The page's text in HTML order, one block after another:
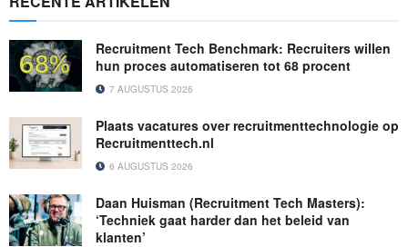
Recruitment Tech Benchmark: Recruiters willen
hun proces automatiseren tot 68 procent
7 AUGUSTUS 2026
Plaats vacatures over recruitmenttechnologie op
Recruitmenttech.nl
6 AUGUSTUS 2026
Daan Huisman (Recruitment Tech Masters):
‘Techniek gaat harder dan het beleid van
klanten’